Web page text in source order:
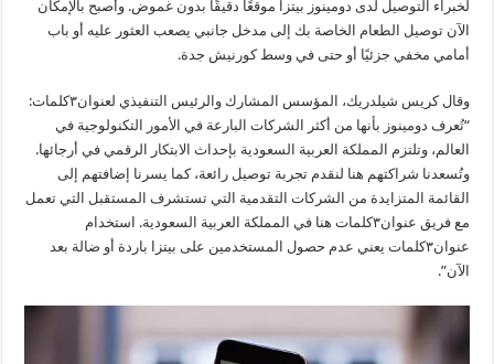
لخبراء التوصيل لدى دومينوز بيتزا موقعًا دقيقًا بدون غموض. وأصبح بالإمكان
الآن توصيل الطعام الخاصة بك إلى مدخل جانبي يصعب العثور عليه أو باب
أمامي مخفي جزئيًا أو حتى في وسط كورنيش جدة.
وقال كريس شيلدريك، المؤسس المشارك والرئيس التنفيذي لعنوان۳كلمات:
“تُعرف دومينوز بأنها من أكثر الشركات البارعة في الأمور التكنولوجية في
العالم، وتلتزم المملكة العربية السعودية بإحداث الابتكار الرقمي في أرجائها.
وتُسعدنا شراكتهم هنا لنقدم تجربة توصيل رائعة، كما يسرنا إضافتهم إلى
القائمة المتزايدة من الشركات التقدمية التي تستشرف المستقبل التي تعمل
مع فريق عنوان۳كلمات هنا في المملكة العربية السعودية. استخدام
عنوان۳كلمات يعني عدم حصول المستخدمين على بيتزا باردة أو ضالة بعد
الآن”.